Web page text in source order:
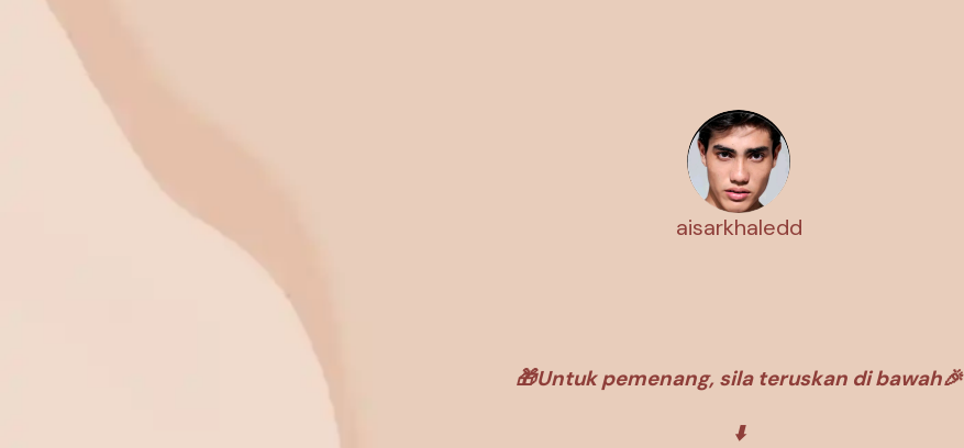
aisarkhaledd
🎁Untuk pemenang, sila teruskan di bawah🎉
⬇️